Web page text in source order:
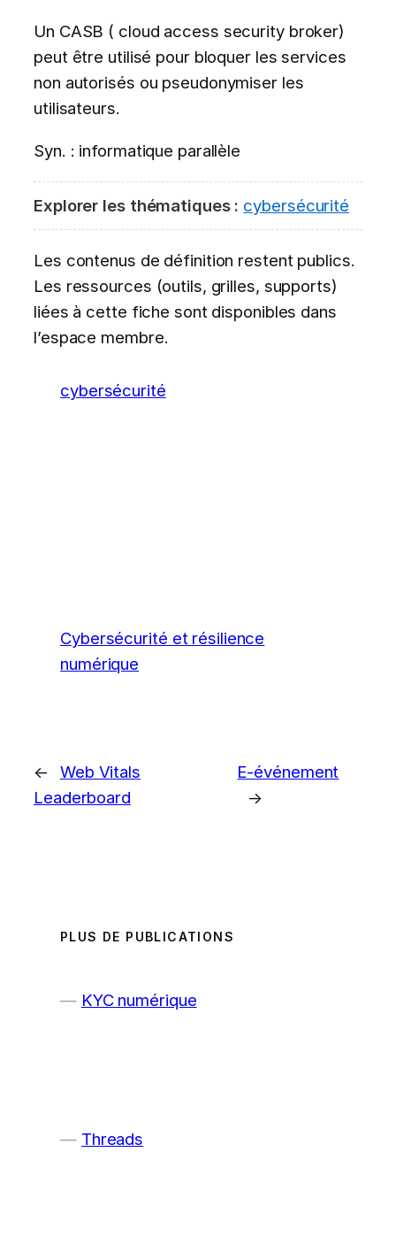
Un CASB ( cloud access security broker)
peut être utilisé pour bloquer les services
non autorisés ou pseudonymiser les
utilisateurs.
Syn. : informatique parallèle
Explorer les thématiques : cybersécurité
Les contenus de définition restent publics.
Les ressources (outils, grilles, supports)
liées à cette fiche sont disponibles dans
l’espace membre.
cybersécurité
Cybersécurité et résilience
numérique
←
Web Vitals
Leaderboard
E-événement
→
PLUS DE PUBLICATIONS
KYC numérique
Threads